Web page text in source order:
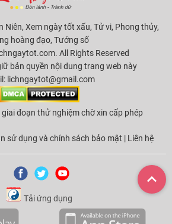
Niên, Xem ngày tốt xấu, Tử vi, Phong thủy,
hoàng đạo, Tướng số
All Rights Reserved
bản quyền nội dung trang web này
lichngaytot@gmail.com
đoạn thử nghiệm chờ xin cấp phép
sử dụng và chính sách bảo mật | Liên hệ
Tải ứng dụng